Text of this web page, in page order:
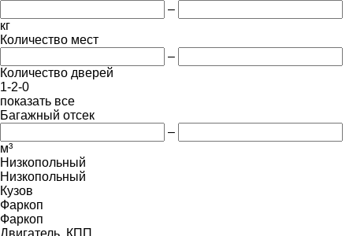
–
кг
Количество мест
–
Количество дверей
1-2-0
показать все
Багажный отсек
–
м³
Низкопольный
Низкопольный
Кузов
Фаркоп
Фаркоп
Двигатель, КПП